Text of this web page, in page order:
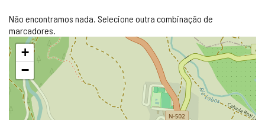
Não encontramos nada. Selecione outra combinação de
marcadores.
Pular
mapa
+
−